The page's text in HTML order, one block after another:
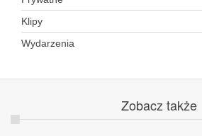
Klipy
Wydarzenia
Zobacz także